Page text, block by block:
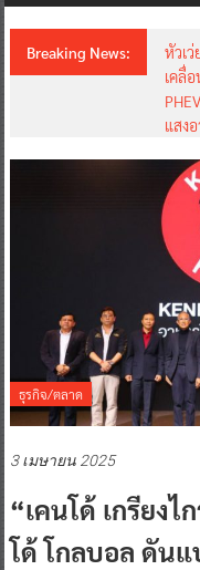
Breaking News:
หัวเ
เคลื่
แสง
ธุรกิจ/ตลาด
3 เมษายน 2025
“เคนโด้ เกรียง
โด้ โกลบอล ดัน